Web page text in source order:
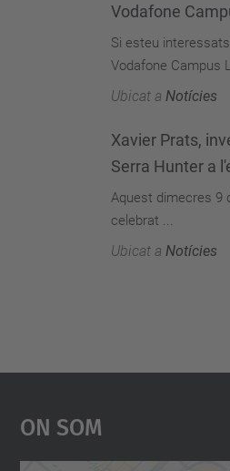
Vodafone
Si esteu
Vodafone Campus
Ubicat a Notícies
Xavier Prats,
Serra Hunter a
Aquest dimecres 9
celebrat ...
Ubicat a Notícies
On Som